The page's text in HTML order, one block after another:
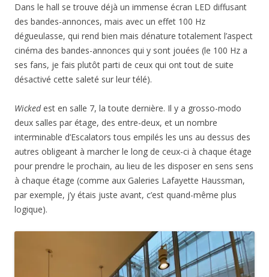
Dans le hall se trouve déjà un immense écran LED diffusant
des bandes-annonces, mais avec un effet 100 Hz
dégueulasse, qui rend bien mais dénature totalement l’aspect
cinéma des bandes-annonces qui y sont jouées (le 100 Hz a
ses fans, je fais plutôt parti de ceux qui ont tout de suite
désactivé cette saleté sur leur télé).
Wickedest en salle 7, la toute dernière. Il y a grosso-modo
deux salles par étage, des entre-deux, et un nombre
interminable d’Escalators tous empilés les uns au dessus des
autres obligeant à marcher le long de ceux-ci à chaque étage
pour prendre le prochain, au lieu de les disposer en sens sens
à chaque étage (comme aux Galeries Lafayette Haussman,
par exemple, j’y étais juste avant, c’est quand-même plus
logique).